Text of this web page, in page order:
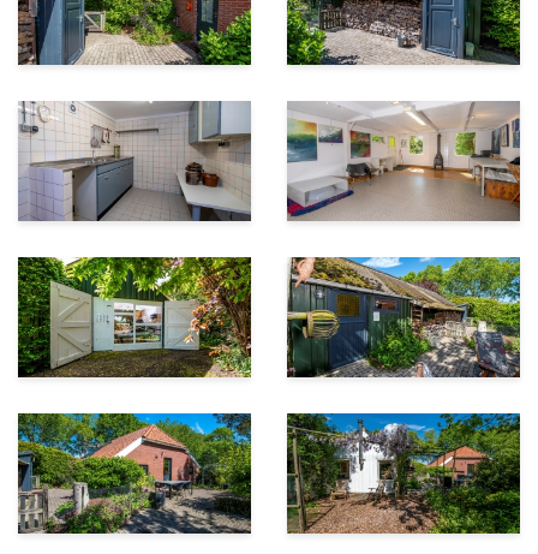
struiken en smalle kronkelende wegen en zandpaden,
Vlagtwedde en Veele zijn gelegen in de gemeente
Westerwolde, de groenste gemeente van Nederland.
Westerwolde heeft in 2014 het internationale keurmerk
Cittaslow ontvangen. Dit is een keurmerk voor kleine
gemeenten die samen met inwoners en organisaties
samenwerken aan een omgeving waar het prettig
wonen, werken en leven is. Cittaslow gemeenten
scoren zeer goed op het gebied van leefomgeving,
landschap, lokaal ondernemerschap en
streekproducten, gastvrijheid, duurzaamheid en
milieu, maatschappelijke betrokkenheid ‘noaberschap’,
cultuurhistorie en behoud van identiteit.
Bijzonderheden
• Ruime parkeergelegenheid op eigen terrein
• Geheel gerenoveerd met hoogwaardige